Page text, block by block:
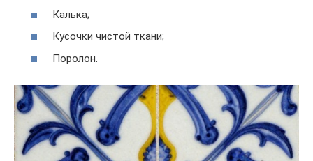
Калька;
Кусочки чистой ткани;
Поролон.